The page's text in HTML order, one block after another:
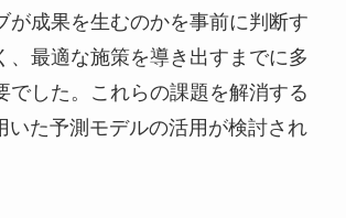
が成果を生むのかを事前に判断す
、最適な施策を導き出すまでに多
でした。これらの課題を解消する
いた予測モデルの活用が検討され